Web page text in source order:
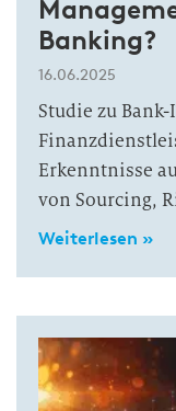
Banking?
16.06.2025
Studie zu
Erkenntnisse
von Sourcing,
Weiterlesen »